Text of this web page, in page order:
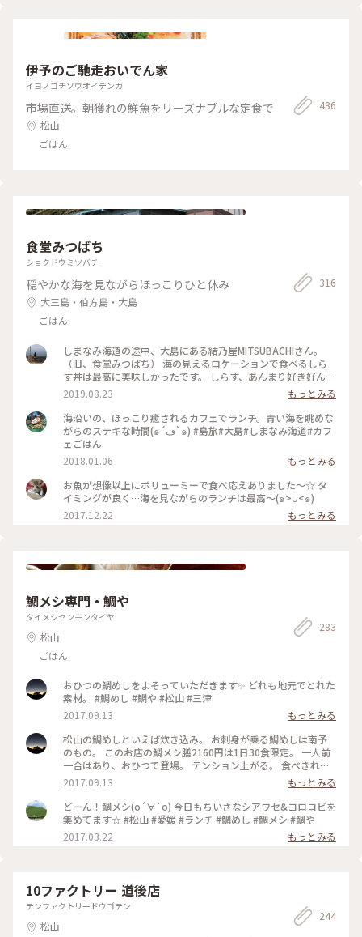
伊予のご馳走おいでん家
イヨノゴチソウオイデンカ
市場直送。朝獲れの鮮魚をリーズナブルな定食で
松山
ごはん
436
食堂みつばち
ショクドウミツバチ
穏やかな海を見ながらほっこりひと休み
大三島・伯方島・大島
ごはん
316
しまなみ海道の途中、大島にある結乃屋MITSUBACHIさん。
（旧、食堂みつばち） 海の見えるロケーションで食べるしら
す丼は最高に美味しかったです。 しらす、あんまり好き好んで
食べることはなかったのですが、今回食べて「めっちゃ美味し
い！」と感動しました。また食べたい……… 是非いつかまた、
伺えたらと思います。 #旅のひととき #夏旅2019
2019.08.23
もっとみる
海沿いの、ほっこり癒されるカフェでランチ。青い海を眺めな
がらのステキな時間(๑´ڡ`๑) #島旅#大島#しまなみ海道#カフ
ェごはん
2018.01.06
もっとみる
お魚が想像以上にボリューミーで食べ応えありました～☆ タ
イミングが良く…海を見ながらのランチは最高～(๑>ᴗ<๑)
2017.12.22
もっとみる
鯛メシ専門・鯛や
タイメシセンモンタイヤ
松山
ごはん
283
おひつの鯛めしをよそっていただきます✨ どれも地元でとれた
素材。 #鯛めし #鯛や #松山 #三津
2017.09.13
もっとみる
松山の鯛めしといえば炊き込み。 お刺身が乗る鯛めしは南予
のもの。 このお店の鯛メシ膳2160円は1日30食限定。 一人前
一合はあり、おひつで登場。 テンション上がる。 食べきれな
い分はおにぎりにしてお持ち帰り😋 #鯛めし #鯛や #松山 #三
津
2017.09.13
もっとみる
どーん！鯛メシ(о´∀`о) 今日もちいさなシアワセ&ヨロコビを
集めてます☆ #松山 #愛媛 #ランチ #鯛めし #鯛メシ #鯛や
2017.03.22
もっとみる
10ファクトリー 道後店
テンファクトリードウゴテン
松山
244